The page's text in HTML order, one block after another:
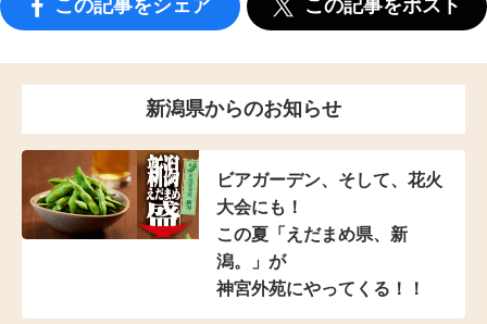
この記事をシェア この記事をポスト
新潟県からのお知らせ
ビアガーデン、そして、花火
大会にも！
この夏「えだまめ県、新
潟。」が
神宮外苑にやってくる！！